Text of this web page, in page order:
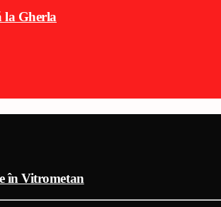
la Gherla
în Vitrometan